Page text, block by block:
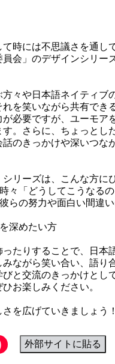
時には不思議さを通し
会」のデザインシリー
々や日本語ネイティブ
を笑いながら共有でき
必要ですが、ユーモア
。さらに、ちょっとし
のきっかけや深いつな
リーズは、こんな方に
々「どうしてこうなる
らの努力や面白い間違
深めたい方
たりすることで、日本
ながら笑い合い、語り
と交流のきっかけとし
お楽しみください。
を広げていきましょう！
外部サイトに貼る